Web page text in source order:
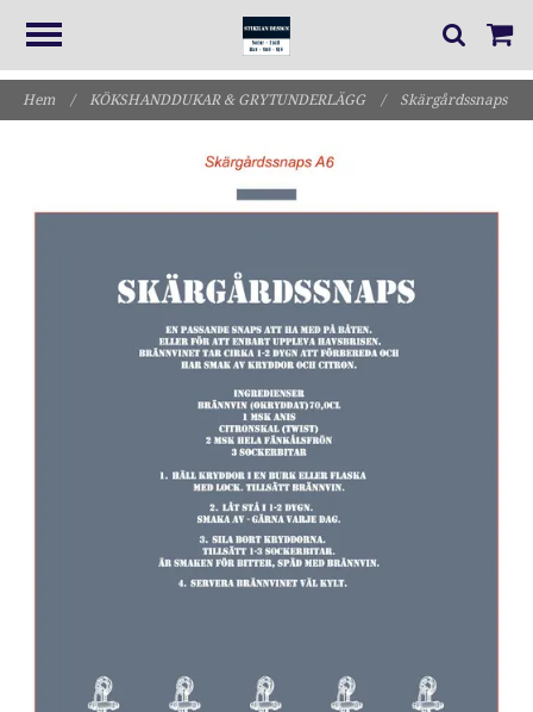
Hem / KÖKSHANDDUKAR & GRYTUNDERLÄGG / Skärgårdssnaps